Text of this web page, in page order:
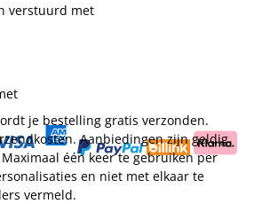
verstuurd met
je bestelling gratis verzonden.
Aanbiedingen zijn geldig
één keer te gebruiken per
en niet met elkaar te
vermeld.